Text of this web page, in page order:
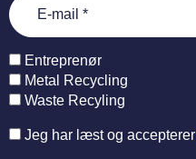
Entreprenør
Metal Recycling
Waste Recyling
Jeg har læst og accepterer